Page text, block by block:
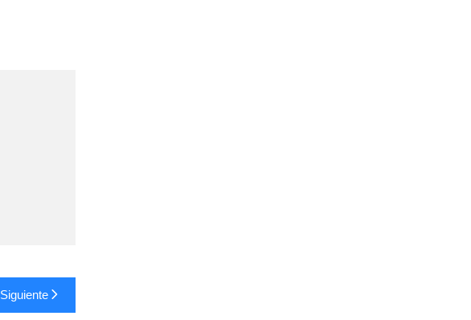
Siguiente